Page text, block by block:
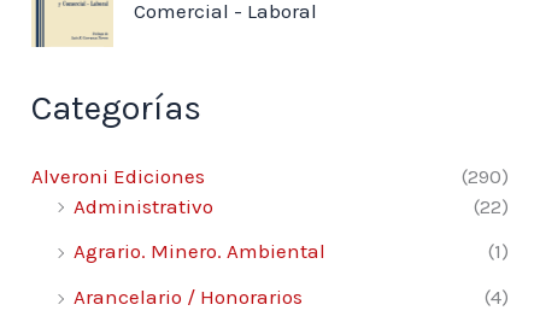
Comercial - Laboral
Categorías
Alveroni Ediciones
(290)
Administrativo
(22)
Agrario. Minero. Ambiental
(1)
Arancelario / Honorarios
(4)